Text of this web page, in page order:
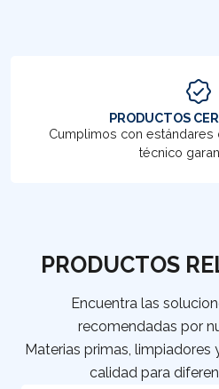
PRODUCTOS
Cumplimos con
técnico
PRODUCTOS
Encuentra las
recomendadas por
Materias primas,
calidad para